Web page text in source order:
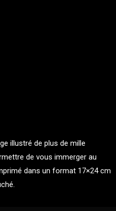
illustré de plus de mille
de vous immerger au
dans un format 17×24 cm